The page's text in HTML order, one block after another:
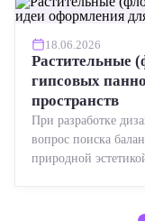
18.06.2026
Растительные
гипсовых
пространств
При разработке
вопрос поиска
природной